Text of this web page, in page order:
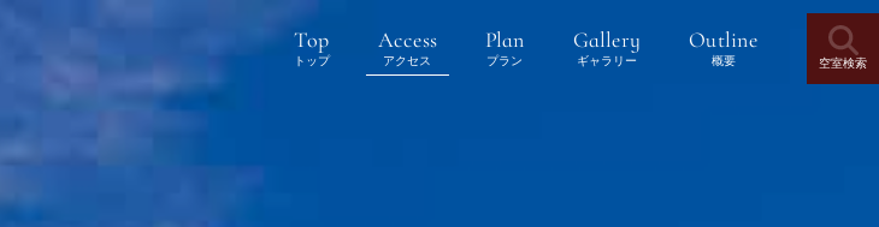
Top
トップ
Access
アクセス
Plan
プラン
Gallery
ギャラリー
Outline
概要 空室検索